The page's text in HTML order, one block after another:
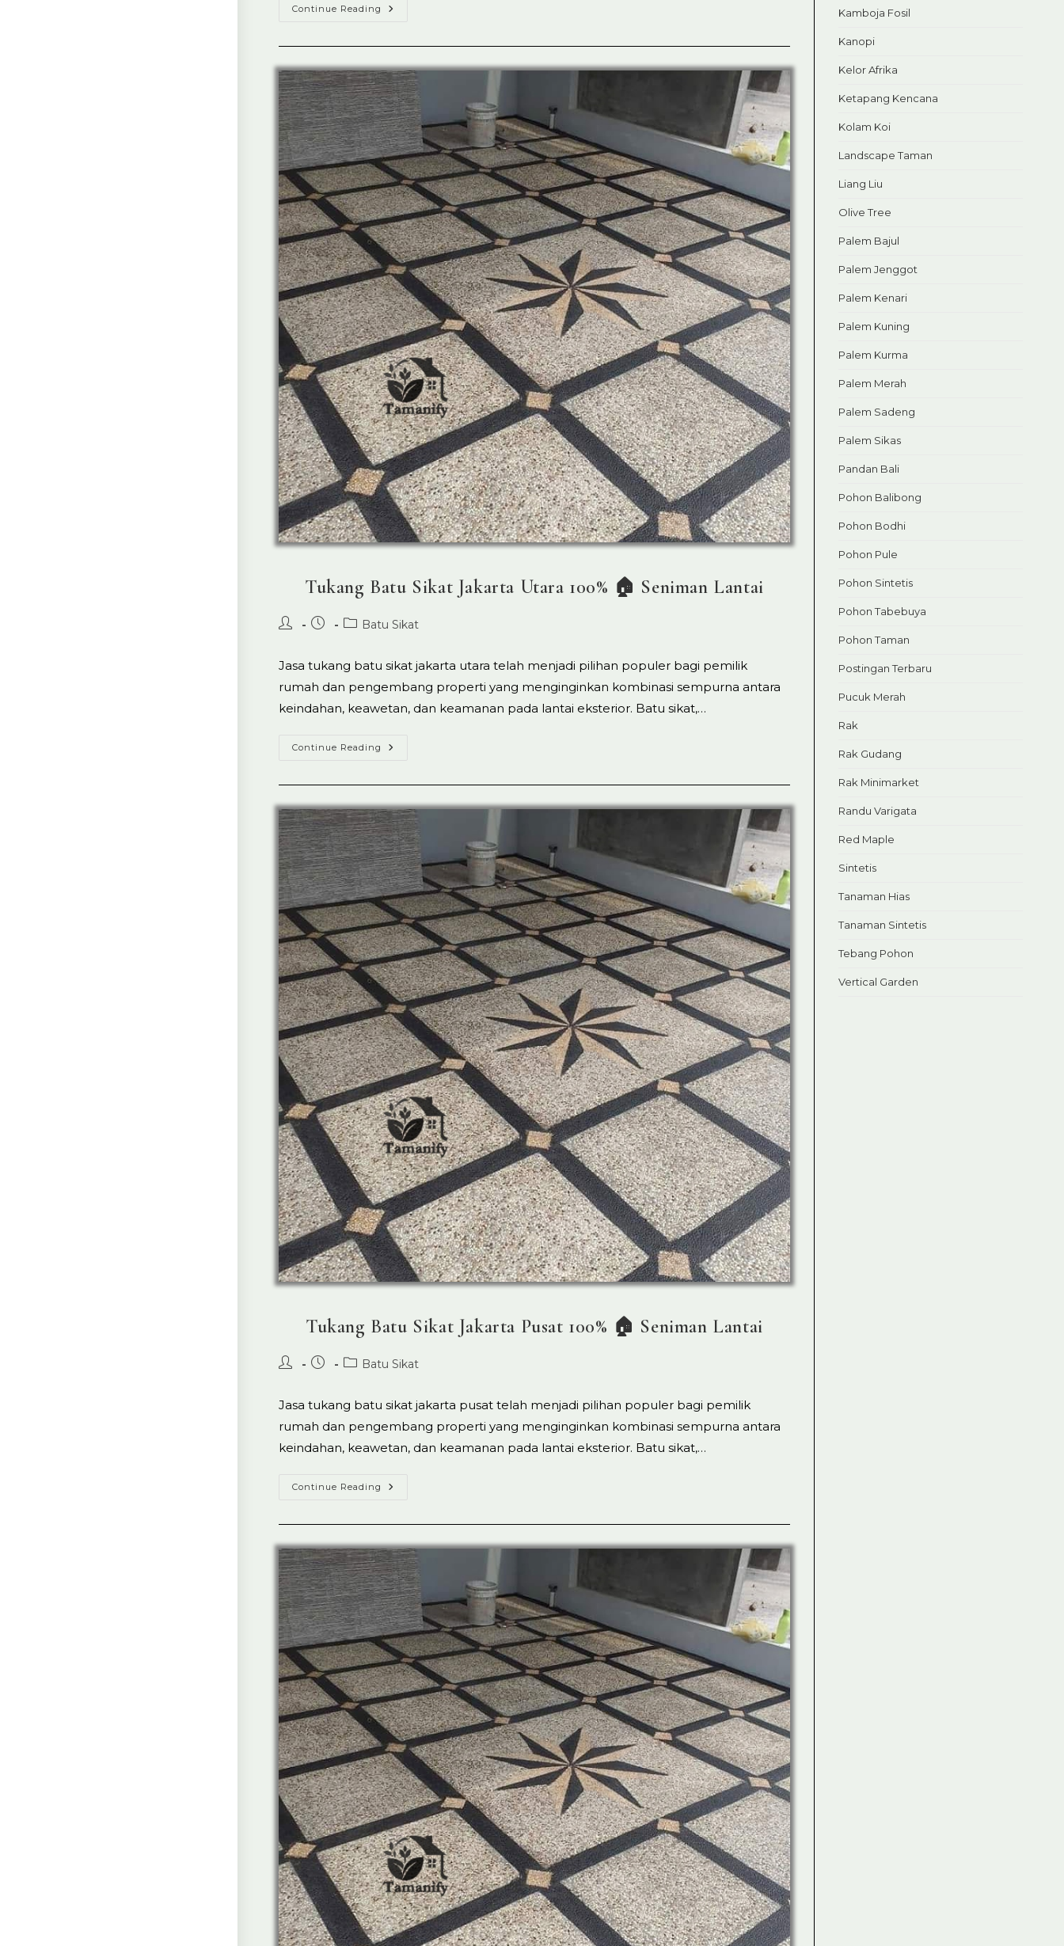
Continue Reading Tukang
Jakarta
100%
🏠
Seniman
Lantai
Tukang Batu Sikat Jakarta Utara 100% 🏠 Seniman Lantai
Post Post PostBatu Sikat
Jasa tukang batu sikat jakarta utara telah menjadi pilihan populer bagi pemilik
rumah dan pengembang properti yang menginginkan kombinasi sempurna antara
keindahan, keawetan, dan keamanan pada lantai eksterior. Batu sikat,…
Continue Reading Tukang
Jakarta
100%
🏠
Seniman
Lantai
Tukang Batu Sikat Jakarta Pusat 100% 🏠 Seniman Lantai
Post Post PostBatu Sikat
Jasa tukang batu sikat jakarta pusat telah menjadi pilihan populer bagi pemilik
rumah dan pengembang properti yang menginginkan kombinasi sempurna antara
keindahan, keawetan, dan keamanan pada lantai eksterior. Batu sikat,…
Continue Reading Tukang
100%
🏠
Seniman
Lantai
Kamboja Fosil
Kanopi
Kelor Afrika
Ketapang Kencana
Kolam Koi
Landscape Taman
Liang Liu
Olive Tree
Palem Bajul
Palem Jenggot
Palem Kenari
Palem Kuning
Palem Kurma
Palem Merah
Palem Sadeng
Palem Sikas
Pandan Bali
Pohon Balibong
Pohon Bodhi
Pohon Pule
Pohon Sintetis
Pohon Tabebuya
Pohon Taman
Postingan Terbaru
Pucuk Merah
Rak
Rak Gudang
Rak Minimarket
Randu Varigata
Red Maple
Sintetis
Tanaman Hias
Tanaman Sintetis
Tebang Pohon
Vertical Garden